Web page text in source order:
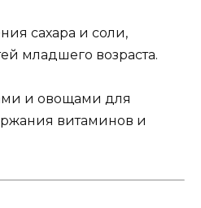
сахара и соли,
младшего возраста.
и овощами для
витаминов и